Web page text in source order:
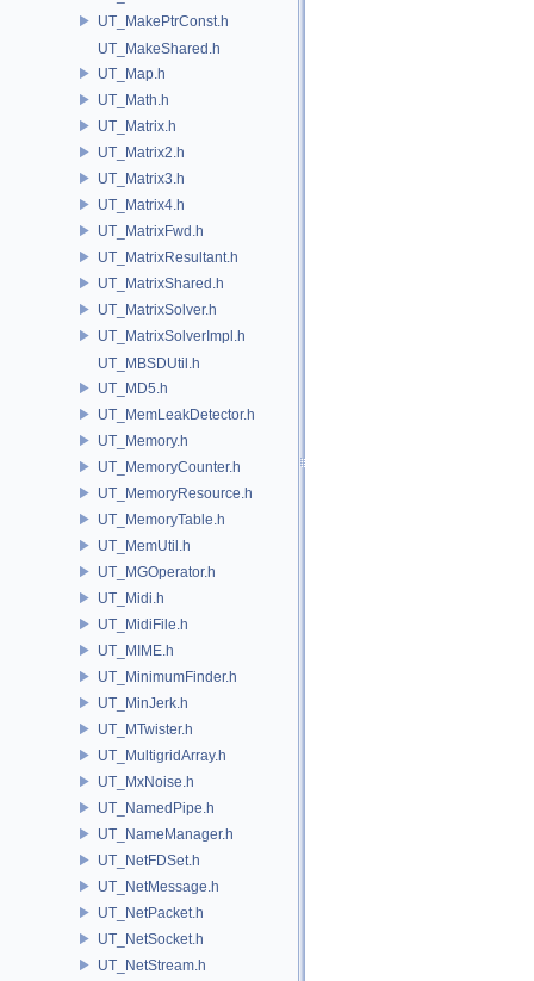
UT_MakePtrConst.h
UT_MakeShared.h
UT_Map.h
UT_Math.h
UT_Matrix.h
UT_Matrix2.h
UT_Matrix3.h
UT_Matrix4.h
UT_MatrixFwd.h
UT_MatrixResultant.h
UT_MatrixShared.h
UT_MatrixSolver.h
UT_MatrixSolverImpl.h
UT_MBSDUtil.h
UT_MD5.h
UT_MemLeakDetector.h
UT_Memory.h
UT_MemoryCounter.h
UT_MemoryResource.h
UT_MemoryTable.h
UT_MemUtil.h
UT_MGOperator.h
UT_Midi.h
UT_MidiFile.h
UT_MIME.h
UT_MinimumFinder.h
UT_MinJerk.h
UT_MTwister.h
UT_MultigridArray.h
UT_MxNoise.h
UT_NamedPipe.h
UT_NameManager.h
UT_NetFDSet.h
UT_NetMessage.h
UT_NetPacket.h
UT_NetSocket.h
UT_NetStream.h